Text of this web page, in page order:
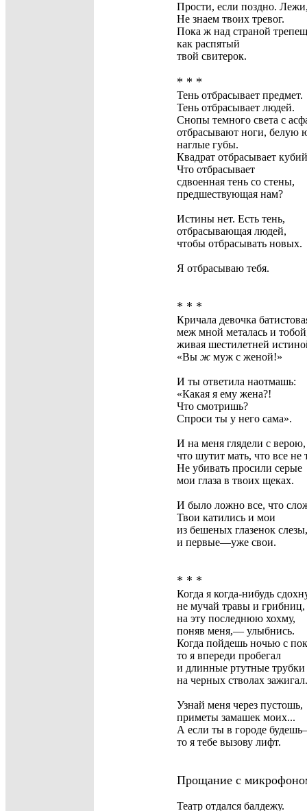
Прости, если поздно.
Не знаем твоих тревог.
Пока ж над страной
как распятый
твой свитерок.
* * *
Тень отбрасывает предмет.
Тень отбрасывает людей.
Снопы темного света с
отбрасывают ноги, белую
наглые губы.
Квадрат отбрасывает
Что отбрасывает
сдвоенная тень со стены,
предшествующая нам?
Истины нет. Есть тень,
отбрасывающая людей,
чтобы отбрасывать новых.
Я отбрасываю тебя.
* * *
Кричала девочка
меж мной металась и
живая шестилетней
«Вы ж муж с женой!»
И ты ответила наотмашь:
«Какая я ему жена?!
Что смотришь?
Спроси ты у него сама».
И на меня глядели с верою,
что шутит мать, что все не
Не убивать просили серые
мои глаза в твоих щеках.
И было ложно все, что
Твои катились и мои
из бешеных глазенок слезы,
и первые—уже свои.
* * *
Когда я когда-нибудь
не мучай травы и грибниц,
на эту последнюю хохму,
поняв меня,— улыбнись.
Когда пойдешь ночью с
то я впереди пробегал
и длинные ртутные трубки
на черных стволах зажигал.
Узнай меня через пустошь,
приметы замашек моих...
А если ты в городе
то я тебе вызову лифт.
Прощание с
Театр отдался балдежу.